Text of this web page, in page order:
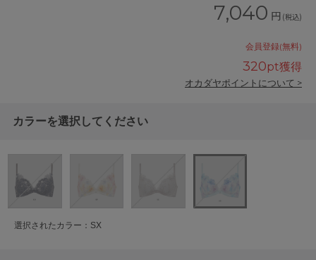
7,040 円 (税込)
会員登録(無料)
320pt獲得
オカダヤポイントについて >
カラーを選択してください
選択されたカラー：SX